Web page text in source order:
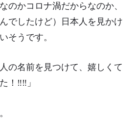
のかコロナ渦だからなのか、
でしたけど）日本人を見かけ
そうです。
の名前を見つけて、嬉しくて
！‼‼」